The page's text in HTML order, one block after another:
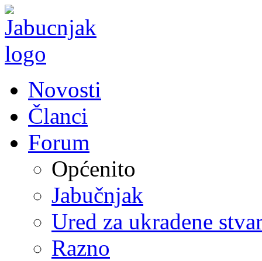
Novosti
Članci
Forum
Općenito
Jabučnjak
Ured za ukradene
Razno